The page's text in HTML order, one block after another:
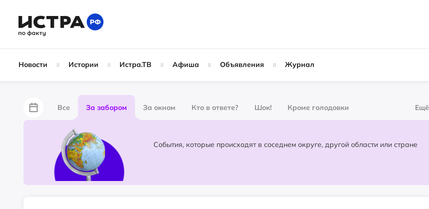
Новости Истории Истра.ТВ Афиша Объявления Журнал
Все За забором За окном Кто в ответе? Шок! Кроме голодовки
Лайфхаки
Народные новости
Ещё
События, которые происходят в соседнем округе, другой области или стране